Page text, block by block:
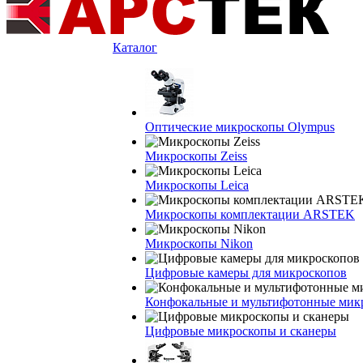
Каталог
Оптические микроскопы Olympus
Микроскопы Zeiss
Микроскопы Leica
Микроскопы комплектации ARSTEK
Микроскопы Nikon
Цифровые камеры для микроскопов
Конфокальные и мультифотонные
Цифровые микроскопы и сканеры